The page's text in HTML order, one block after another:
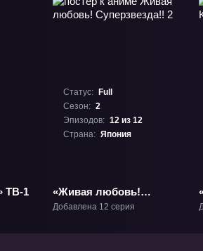
ТВ-1
Статус:
Full
Сезон: 2
Эпизодов: 12 из 12
Страна: Япония
«Живая любовь!
Суперзвезда!! 2» ТВ-2
Добавлена 12 серия